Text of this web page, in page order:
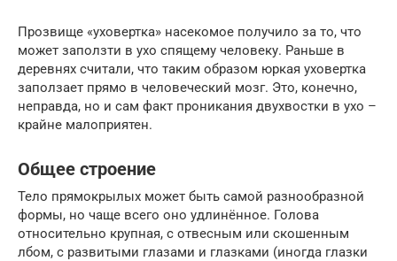
Прозвище «уховертка» насекомое получило за то, что
может заползти в ухо спящему человеку. Раньше в
деревнях считали, что таким образом юркая уховертка
заползает прямо в человеческий мозг. Это, конечно,
неправда, но и сам факт проникания двухвостки в ухо –
крайне малоприятен.
Общее строение
Тело прямокрылых может быть самой разнообразной
формы, но чаще всего оно удлинённое. Голова
относительно крупная, с отвесным или скошенным
лбом, с развитыми глазами и глазками (иногда глазки